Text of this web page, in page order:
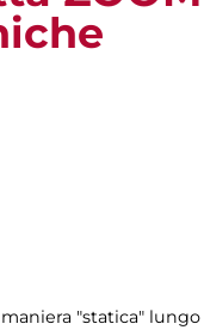
"statica" lungo